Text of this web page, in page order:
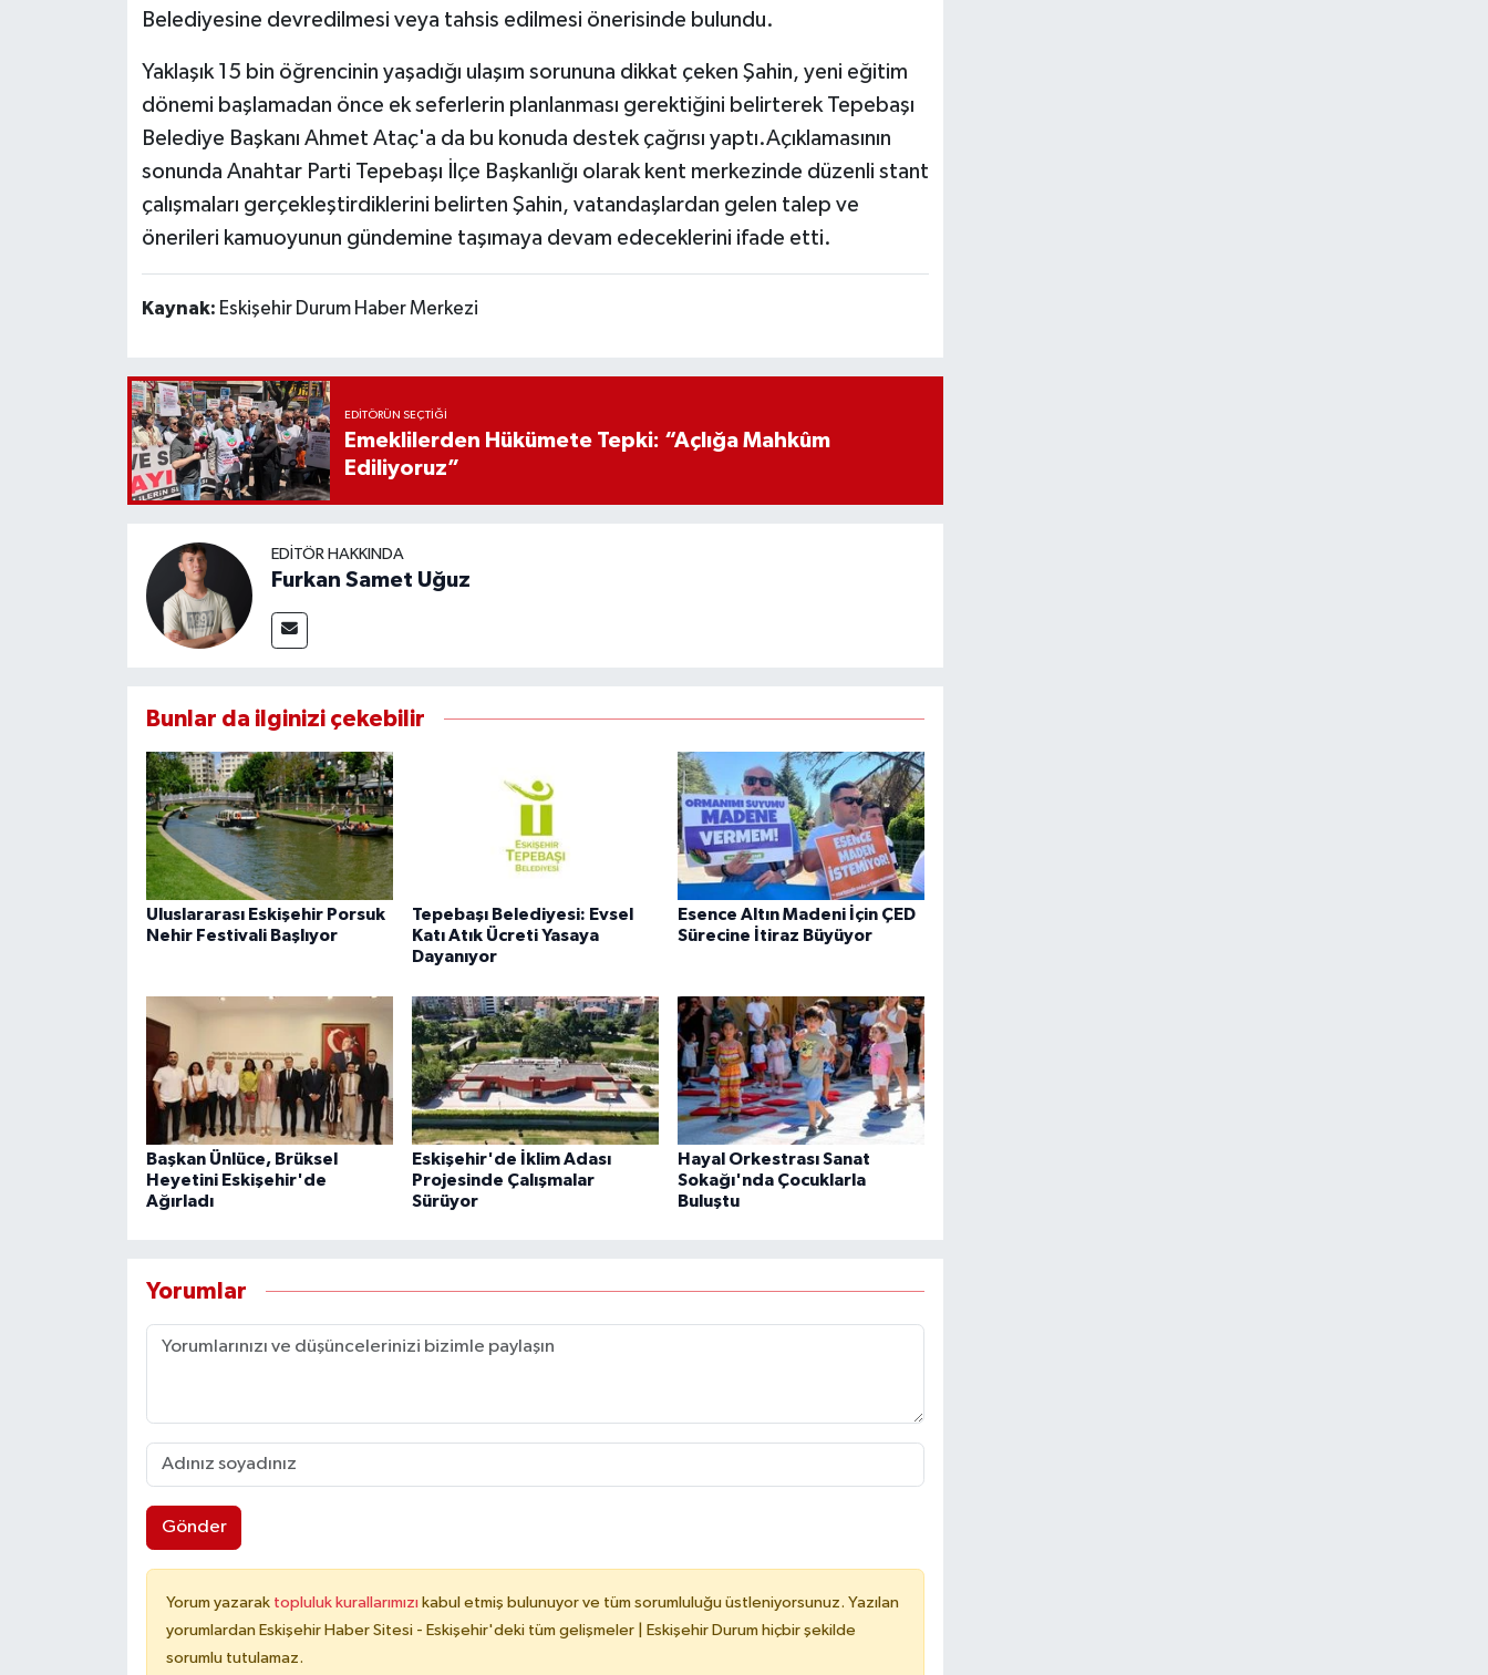
Belediyesine devredilmesi veya tahsis edilmesi önerisinde bulundu.
Yaklaşık 15 bin öğrencinin yaşadığı ulaşım sorununa dikkat çeken Şahin, yeni eğitim
dönemi başlamadan önce ek seferlerin planlanması gerektiğini belirterek Tepebaşı
Belediye Başkanı Ahmet Ataç'a da bu konuda destek çağrısı yaptı.Açıklamasının
sonunda Anahtar Parti Tepebaşı İlçe Başkanlığı olarak kent merkezinde düzenli stant
çalışmaları gerçekleştirdiklerini belirten Şahin, vatandaşlardan gelen talep ve
önerileri kamuoyunun gündemine taşımaya devam edeceklerini ifade etti.
Kaynak: Eskişehir Durum Haber Merkezi
EDITÖRÜN SEÇTIĞI
Emeklilerden Hükümete Tepki: “Açlığa Mahkûm
Ediliyoruz”
EDITÖR HAKKINDA
Furkan Samet Uğuz
Bunlar da ilginizi çekebilir
Uluslararası Eskişehir Porsuk
Nehir Festivali Başlıyor
Tepebaşı Belediyesi: Evsel
Katı Atık Ücreti Yasaya
Dayanıyor
Esence Altın Madeni İçin ÇED
Sürecine İtiraz Büyüyor
Başkan Ünlüce, Brüksel
Heyetini Eskişehir'de
Ağırladı
Eskişehir'de İklim Adası
Projesinde Çalışmalar
Sürüyor
Hayal Orkestrası Sanat
Sokağı'nda Çocuklarla
Buluştu
Yorumlar
Gönder
Yorum yazarak topluluk kurallarımızı kabul etmiş bulunuyor ve tüm sorumluluğu üstleniyorsunuz. Yazılan
yorumlardan Eskişehir Haber Sitesi - Eskişehir'deki tüm gelişmeler | Eskişehir Durum hiçbir şekilde
sorumlu tutulamaz.